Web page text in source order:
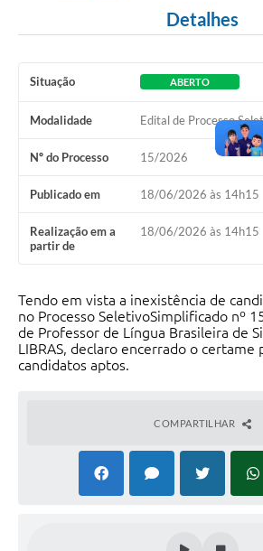
Turismo
Governo
Conselho Municipal de Educação
Calendário de vacinação Covid-19
A NOSSA CIDADE
Contratos
Ouvidoria
Audiências Públicas
Detalhes
Situação ABERTO
Modalidade Edital de Processo
Nº do Processo 15/2026
Publicado em 18/06/2026 às 14h15
Realização em a
partir de
18/06/2026 às 14h15
Tendo em vista a inexistência de
no Processo SeletivoSimplificado nº
de Professor de Língua Brasileira de
LIBRAS, declaro encerrado o certame
candidatos aptos.
COMPARTILHAR